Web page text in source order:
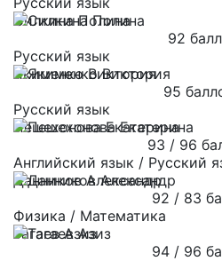
Силкина Полина
92
Русский язык
Якименко Виктория
95
Русский язык
Пешехонова Екатерина
93 / 96
Английский язык / Русский
Данников Александр
92 / 83
Физика / Математика
Тагаев Азиз
94 / 96